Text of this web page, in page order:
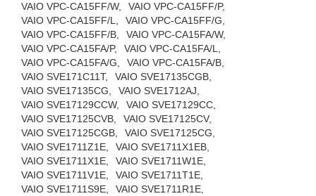
VAIO VPC-CA15FF/W,
VAIO VPC-CA15FF/P,
VAIO VPC-CA15FF/L,
VAIO VPC-CA15FF/G,
VAIO VPC-CA15FF/B,
VAIO VPC-CA15FA/W,
VAIO VPC-CA15FA/P,
VAIO VPC-CA15FA/L,
VAIO VPC-CA15FA/G,
VAIO VPC-CA15FA/B,
VAIO SVE171C11T,
VAIO SVE17135CGB,
VAIO SVE17135CG,
VAIO SVE1712AJ,
VAIO SVE17129CCW,
VAIO SVE17129CC,
VAIO SVE17125CVB,
VAIO SVE17125CV,
VAIO SVE17125CGB,
VAIO SVE17125CG,
VAIO SVE1711Z1E,
VAIO SVE1711X1EB,
VAIO SVE1711X1E,
VAIO SVE1711W1E,
VAIO SVE1711V1E,
VAIO SVE1711T1E,
VAIO SVE1711S9E,
VAIO SVE1711R1E,